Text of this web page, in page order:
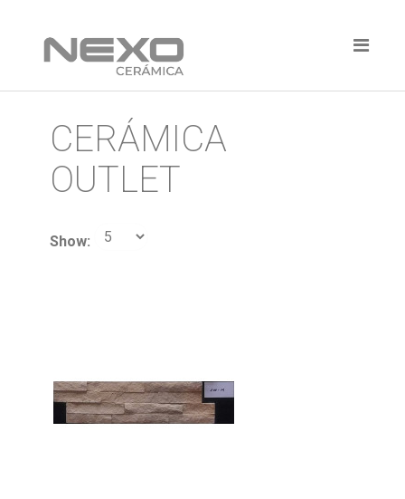
CERÁMICA
OUTLET
Show: